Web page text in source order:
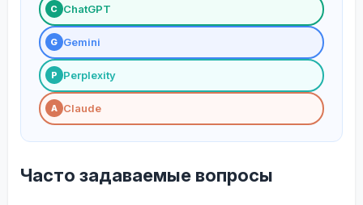
С ChatGPT
G Gemini
P Perplexity
A Claude
Часто задаваемые вопросы